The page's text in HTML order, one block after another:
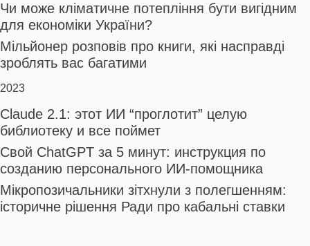
Чи може кліматичне потепління бути вигідним
для економіки України?
Мільйонер розповів про книги, які насправді
зроблять вас багатими
2023
Claude 2.1: этот ИИ “проглотит” целую
библиотеку и все поймет
Свой ChatGPT за 5 минут: инструкция по
созданию персонального ИИ-помощника
Мікропозичальники зітхнули з полегшенням:
історичне рішення Ради про кабальні ставки